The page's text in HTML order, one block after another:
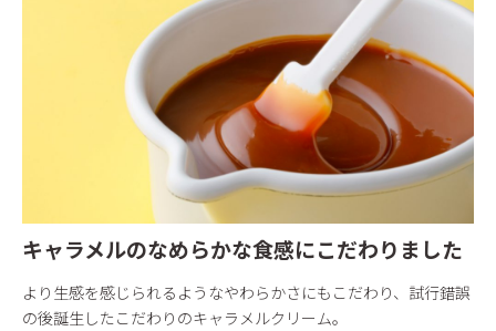
キャラメルのなめらかな食感にこだわりました
より生感を感じられるようなやわらかさにもこだわり、試行錯誤
の後誕生したこだわりのキャラメルクリーム。